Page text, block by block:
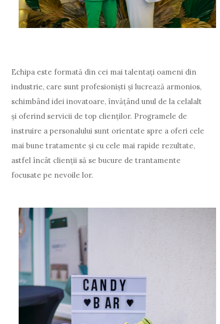
Echipa este formată din cei mai talentați oameni din
industrie, care sunt profesioniști și lucrează armonios,
schimbând idei inovatoare, învățând unul de la celalalt
și oferind servicii de top clienților. Programele de
instruire a personalului sunt orientate spre a oferi cele
mai bune tratamente și cu cele mai rapide rezultate,
astfel încât clienții să se bucure de trantamente
focusate pe nevoile lor.